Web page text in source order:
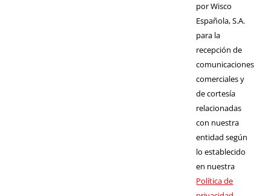
por Wisco
Española, S.A.
para la
recepción de
comunicaciones
comerciales y
de cortesía
relacionadas
con nuestra
entidad según
lo establecido
en nuestra
Política de